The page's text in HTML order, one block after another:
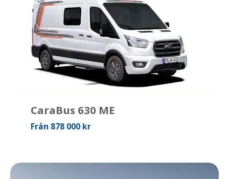
CaraBus 630 ME
Från 878 000 kr